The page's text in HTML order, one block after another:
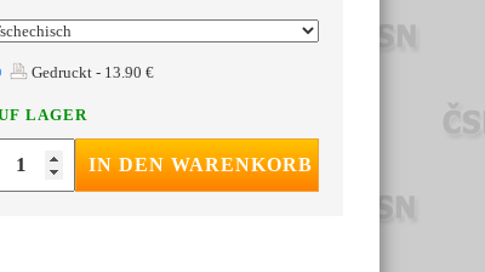
Gedruckt - 13.90 €
LAGER
IN DEN WARENKORB